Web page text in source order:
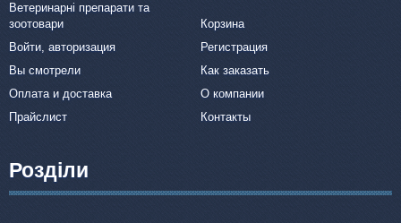
Ветеринарні препарати та
зоотовари
Корзина
Войти, авторизация
Регистрация
Вы смотрели
Как заказать
Оплата и доставка
О компании
Прайслист
Контакты
Розділи